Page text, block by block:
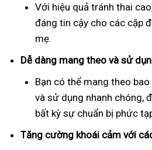
Với hiệu quả tránh thai
đáng tin cậy cho các cặp
mẹ.
Dễ dàng mang theo và sử
Bạn có thể mang theo
và sử dụng nhanh chóng,
bất kỳ sự chuẩn bị phức
Tăng cường khoái cảm với